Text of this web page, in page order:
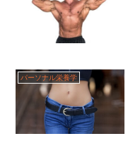
パーソナル栄養学